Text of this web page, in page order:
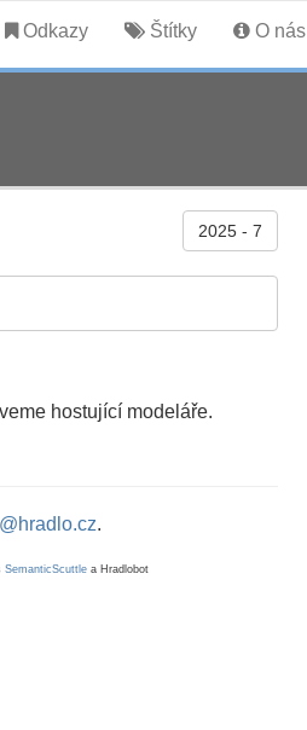
Odkazy Štítky O nás
2025 - 7
hostující modeláře.
.
SemanticScuttlea Hradlobot